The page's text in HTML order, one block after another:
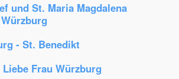
und St. Maria Magdalena
- St. Benedikt
Frau Würzburg